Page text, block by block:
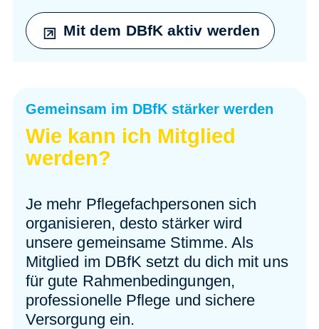
Mit dem DBfK aktiv werden
Gemeinsam im DBfK stärker werden
Wie kann ich Mitglied
werden?
Je mehr Pflegefachpersonen sich
organisieren, desto stärker wird
unsere gemeinsame Stimme. Als
Mitglied im DBfK setzt du dich mit uns
für gute Rahmenbedingungen,
professionelle Pflege und sichere
Versorgung ein.